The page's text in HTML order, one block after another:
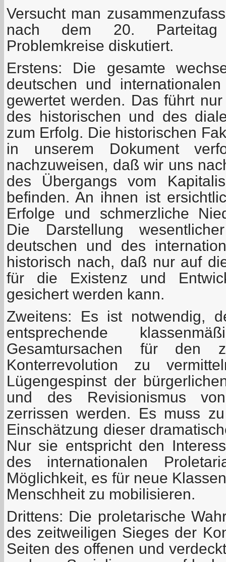
Versucht man
nach dem 20. Parteitag
Problemkreise diskutiert.
Erstens: Die gesamte
deutschen und
gewertet werden. Das führt
des historischen und des
zum Erfolg. Die historischen
in unserem Dokument
nachzuweisen, daß wir uns
des Übergangs vom
befinden. An ihnen ist
Erfolge und schmerzliche
Die Darstellung
deutschen und des
historisch nach, daß nur auf
für die Existenz und
gesichert werden kann.
Zweitens: Es ist notwendig,
entsprechende
Gesamtursachen für den
Konterrevolution zu
Lügengespinst der
und des Revisionismus
zerrissen werden. Es muss
Einschätzung dieser
Nur sie entspricht den
des internationalen
Möglichkeit, es für neue
Menschheit zu mobilisieren.
Drittens: Die proletarische
des zeitweiligen Sieges der
Seiten des offenen und